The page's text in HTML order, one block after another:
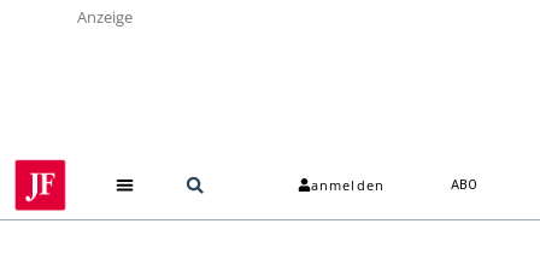
Anzeige
anmelden ABO